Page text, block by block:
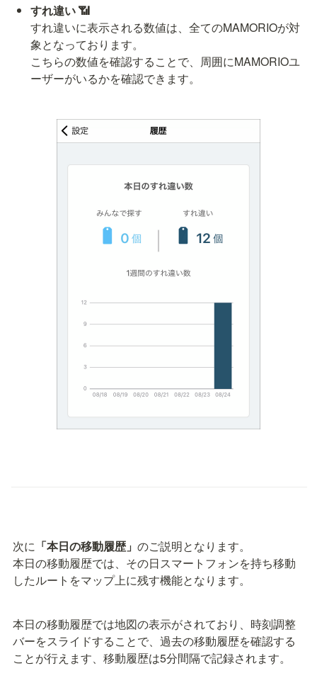
すれ違いに表示される数値は、全てのMAMORIOが対
象となっております。
こちらの数値を確認することで、周囲にMAMORIOユ
ーザーがいるかを確認できます。
次に 「本日の移動履歴」 のご説明となります。
本日の移動履歴では、その日スマートフォンを持ち移動
したルートをマップ上に残す機能となります。
本日の移動履歴では地図の表示がされており、時刻調整
バーをスライドすることで、過去の移動履歴を確認する
ことが行えます、移動履歴は5分間隔で記録されます。